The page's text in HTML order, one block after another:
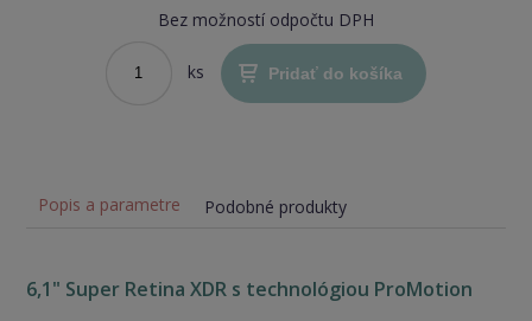
Bez možností odpočtu DPH
ks Pridať do košíka
Popis a parametre Podobné produkty
6,1" Super Retina XDR s technológiou ProMotion